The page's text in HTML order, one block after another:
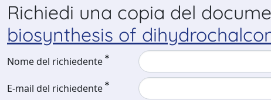
Richiedi una copia del
biosynthesis of
Nome del richiedente
E-mail del richiedente